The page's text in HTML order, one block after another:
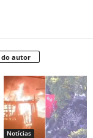
do autor
Notícias